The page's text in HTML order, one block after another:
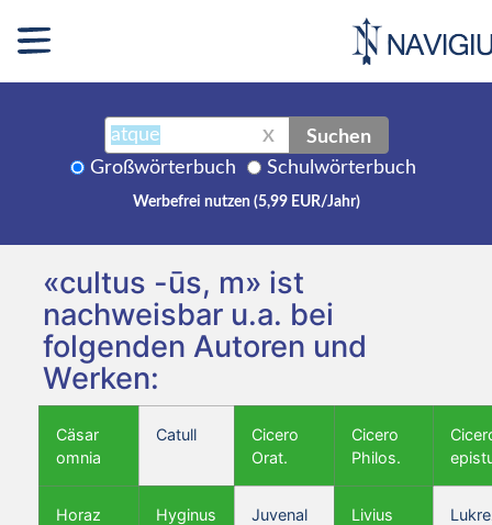
X Suchen
Großwörterbuch Schulwörterbuch
Werbefrei nutzen (5,99 EUR/Jahr)
«cultus -ūs, m» ist
nachweisbar u.a. bei
folgenden Autoren und
Werken:
Cäsar
omnia
Catull
Cicero
Orat.
Cicero
Philos.
Horaz
Hyginus
Juvenal
Livius